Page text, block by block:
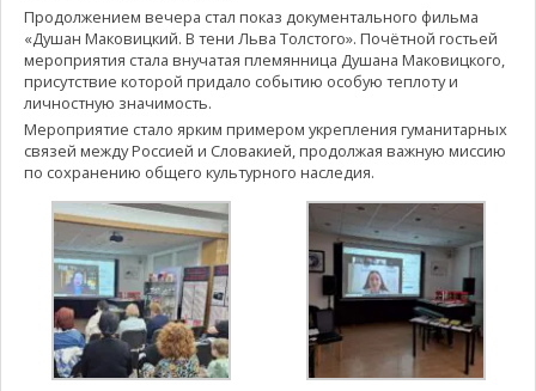
Продолжением вечера стал показ документального фильма
«Душан Маковицкий. В тени Льва Толстого». Почётной гостьей
мероприятия стала внучатая племянница Душана Маковицкого,
присутствие которой придало событию особую теплоту и
личностную значимость.
Мероприятие стало ярким примером укрепления гуманитарных
связей между Россией и Словакией, продолжая важную миссию
по сохранению общего культурного наследия.